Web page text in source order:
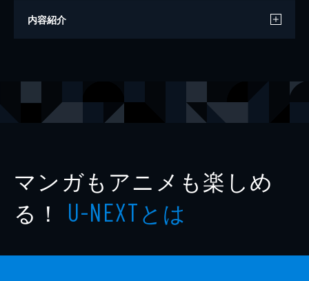
著者
内容紹介
マンガもアニメも楽しめ
る！ U-NEXTとは